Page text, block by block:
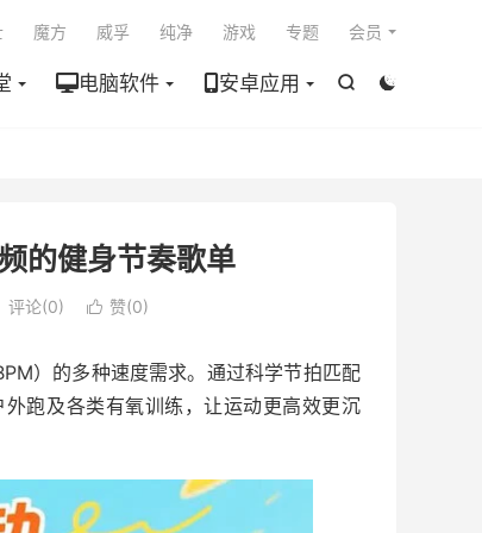


电脑软件 安卓应用
魔方 威孚 纯净 游戏 专题 会员
的健身节奏歌单
评论(0)  赞(0)
）的多种速度需求。通过科学节拍匹配
跑及各类有氧训练，让运动更高效更沉